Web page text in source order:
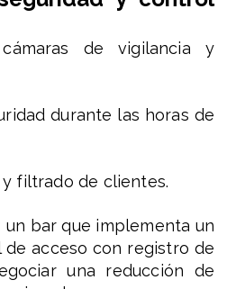
de vigilancia y
durante las horas de
filtrado de clientes.
un bar que implementa un
acceso con registro de
una reducción de